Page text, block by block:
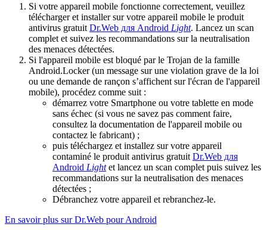
Si votre appareil mobile fonctionne correctement, veuillez
télécharger et installer sur votre appareil mobile le produit
antivirus gratuit Dr.Web для Android Light. Lancez un scan
complet et suivez les recommandations sur la neutralisation
des menaces détectées.
Si l'appareil mobile est bloqué par le Trojan de la famille
Android.Locker (un message sur une violation grave de la loi
ou une demande de rançon s’affichent sur l'écran de l'appareil
mobile), procédez comme suit :
démarrez votre Smartphone ou votre tablette en mode
sans échec (si vous ne savez pas comment faire,
consultez la documentation de l'appareil mobile ou
contactez le fabricant) ;
puis téléchargez et installez sur votre appareil
contaminé le produit antivirus gratuit Dr.Web для
Android Lightet lancez un scan complet puis suivez les
recommandations sur la neutralisation des menaces
détectées ;
Débranchez votre appareil et rebranchez-le.
En savoir plus sur Dr.Web pour Android